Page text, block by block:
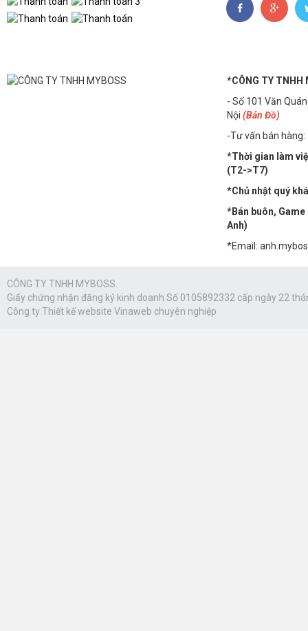
*CÔNG TY TNHH
- Số 101 Văn
Nội (Bản Đồ)
-Tư vấn bán hàng:
*Thời gian làm
(T2->T7)
*Chủ nhật quý
*Bán buôn, Game
Anh)
*Email:
CÔNG TY TNHH MYBOSS.
Giấy chứng nhận đăng ký kinh doanh Số 0105892332 cấp ngày 22
Công tyThiết kế website Vinaweb chuyên nghiệp